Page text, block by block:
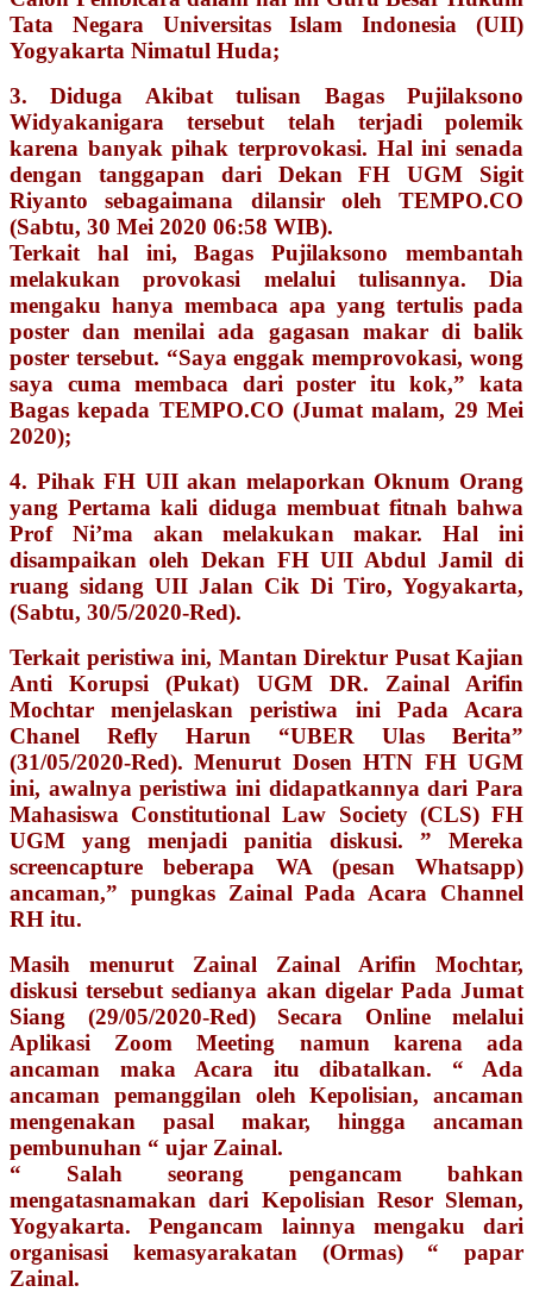
Tata Negara Universitas Islam Indonesia (UII)
Yogyakarta Nimatul Huda;
3. Diduga Akibat tulisan Bagas Pujilaksono
Widyakanigara tersebut telah terjadi polemik
karena banyak pihak terprovokasi. Hal ini senada
dengan tanggapan dari Dekan FH UGM Sigit
Riyanto sebagaimana dilansir oleh TEMPO.CO
(Sabtu, 30 Mei 2020 06:58 WIB).
Terkait hal ini, Bagas Pujilaksono membantah
melakukan provokasi melalui tulisannya. Dia
mengaku hanya membaca apa yang tertulis pada
poster dan menilai ada gagasan makar di balik
poster tersebut. “Saya enggak memprovokasi, wong
saya cuma membaca dari poster itu kok,” kata
Bagas kepada TEMPO.CO (Jumat malam, 29 Mei
2020);
4. Pihak FH UII akan melaporkan Oknum Orang
yang Pertama kali diduga membuat fitnah bahwa
Prof Ni’ma akan melakukan makar. Hal ini
disampaikan oleh Dekan FH UII Abdul Jamil di
ruang sidang UII Jalan Cik Di Tiro, Yogyakarta,
(Sabtu, 30/5/2020-Red).
Terkait peristiwa ini, Mantan Direktur Pusat Kajian
Anti Korupsi (Pukat) UGM DR. Zainal Arifin
Mochtar menjelaskan peristiwa ini Pada Acara
Chanel Refly Harun “UBER Ulas Berita”
(31/05/2020-Red). Menurut Dosen HTN FH UGM
ini, awalnya peristiwa ini didapatkannya dari Para
Mahasiswa Constitutional Law Society (CLS) FH
UGM yang menjadi panitia diskusi. ” Mereka
screencapture beberapa WA (pesan Whatsapp)
ancaman,” pungkas Zainal Pada Acara Channel
RH itu.
Masih menurut Zainal Zainal Arifin Mochtar,
diskusi tersebut sedianya akan digelar Pada Jumat
Siang (29/05/2020-Red) Secara Online melalui
Aplikasi Zoom Meeting namun karena ada
ancaman maka Acara itu dibatalkan. “ Ada
ancaman pemanggilan oleh Kepolisian, ancaman
mengenakan pasal makar, hingga ancaman
pembunuhan “ ujar Zainal.
“ Salah seorang pengancam bahkan
mengatasnamakan dari Kepolisian Resor Sleman,
Yogyakarta. Pengancam lainnya mengaku dari
organisasi kemasyarakatan (Ormas) “ papar
Zainal.